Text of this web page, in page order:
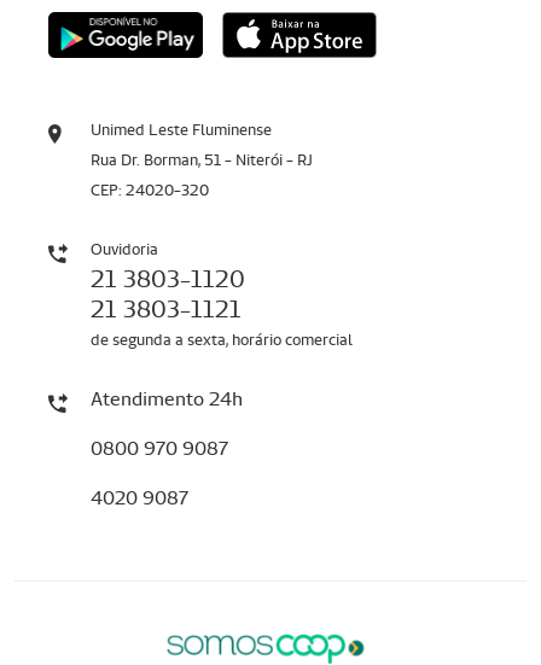
Unimed Leste Fluminense
Rua Dr. Borman, 51 - Niterói - RJ
CEP: 24020-320
Ouvidoria
21 3803-1120
21 3803-1121
de segunda a sexta, horário comercial
Atendimento 24h
0800 970 9087
4020 9087